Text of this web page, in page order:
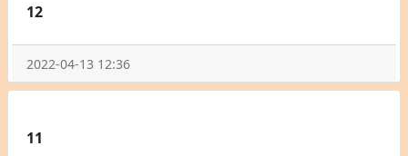
12
2022-04-13 12:36
11